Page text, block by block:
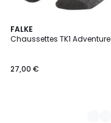
FALKE
Chaussettes TK1 Adventure
27,00 €
4
Couleurs